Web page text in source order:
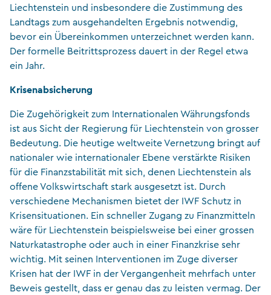
Liechtenstein und insbesondere die Zustimmung des
Landtags zum ausgehandelten Ergebnis notwendig,
bevor ein Übereinkommen unterzeichnet werden kann.
Der formelle Beitrittsprozess dauert in der Regel etwa
ein Jahr.
Krisenabsicherung
Die Zugehörigkeit zum Internationalen Währungsfonds
ist aus Sicht der Regierung für Liechtenstein von grosser
Bedeutung. Die heutige weltweite Vernetzung bringt auf
nationaler wie internationaler Ebene verstärkte Risiken
für die Finanzstabilität mit sich, denen Liechtenstein als
offene Volkswirtschaft stark ausgesetzt ist. Durch
verschiedene Mechanismen bietet der IWF Schutz in
Krisensituationen. Ein schneller Zugang zu Finanzmitteln
wäre für Liechtenstein beispielsweise bei einer grossen
Naturkatastrophe oder auch in einer Finanzkrise sehr
wichtig. Mit seinen Interventionen im Zuge diverser
Krisen hat der IWF in der Vergangenheit mehrfach unter
Beweis gestellt, dass er genau das zu leisten vermag. Der